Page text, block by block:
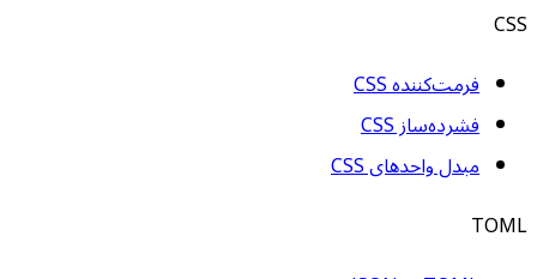
CSS
فرمت‌کننده CSS
فشرده‌ساز CSS
مبدل واحدهای CSS
TOML